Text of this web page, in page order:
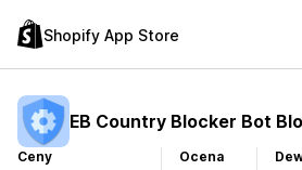
Shopify App Store
EB Country Blocker Bot
Ceny
Ocena